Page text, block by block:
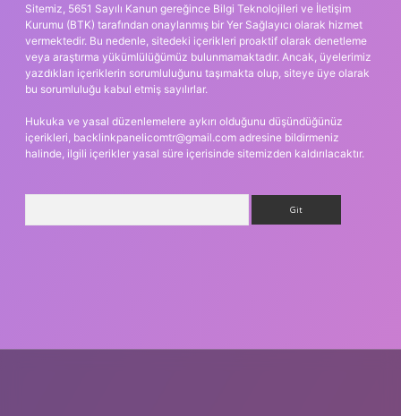
Sitemiz, 5651 Sayılı Kanun gereğince Bilgi Teknolojileri ve İletişim
Kurumu (BTK) tarafından onaylanmış bir Yer Sağlayıcı olarak hizmet
vermektedir. Bu nedenle, sitedeki içerikleri proaktif olarak denetleme
veya araştırma yükümlülüğümüz bulunmamaktadır. Ancak, üyelerimiz
yazdıkları içeriklerin sorumluluğunu taşımakta olup, siteye üye olarak
bu sorumluluğu kabul etmiş sayılırlar.
Hukuka ve yasal düzenlemelere aykırı olduğunu düşündüğünüz
içerikleri, backlinkpanelicomtr@gmail.com adresine bildirmeniz
halinde, ilgili içerikler yasal süre içerisinde sitemizden kaldırılacaktır.